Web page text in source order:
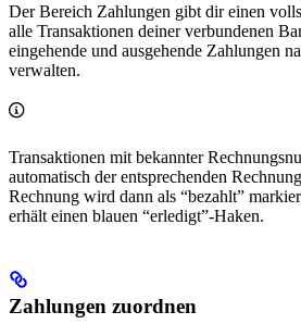
Der Bereich Zahlungen gibt dir einen
alle Transaktionen deiner verbundenen
eingehende und ausgehende Zahlungen
verwalten.
Transaktionen mit bekannter
automatisch der entsprechenden
Rechnung wird dann als “bezahlt”
erhält einen blauen “erledigt”-Haken.
Zahlungen zuordnen